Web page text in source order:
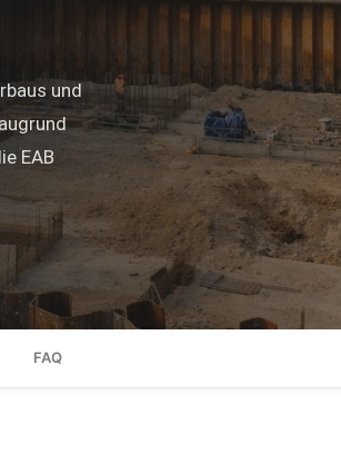
und
EAB
FAQ